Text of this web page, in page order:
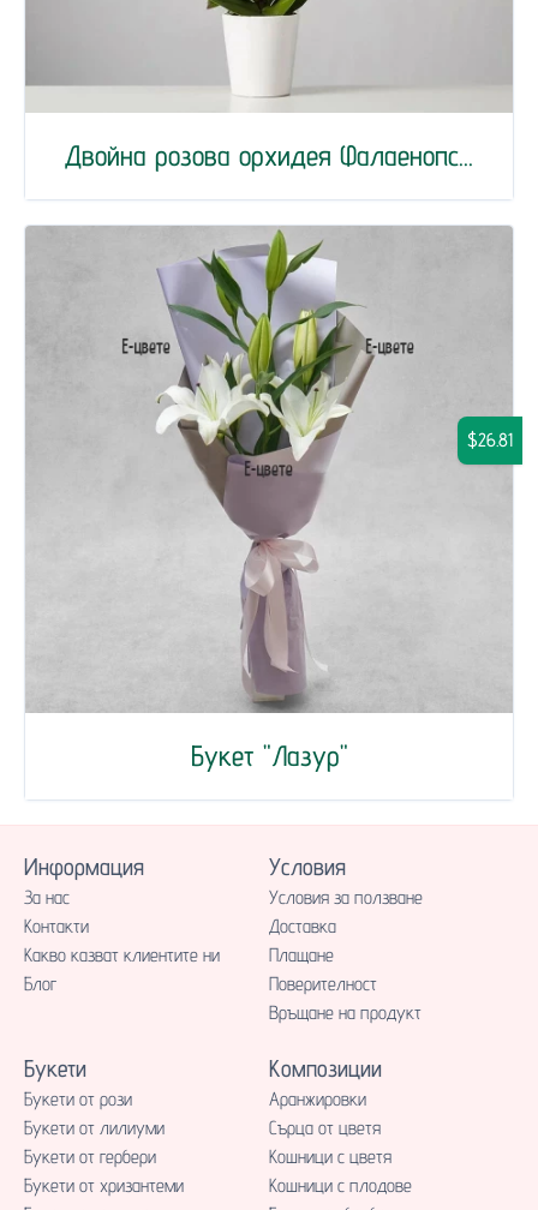
Двойна розова орхидея Фалаенопс...
Букет "Лазур"
$26.81
Информация
За нас
Контакти
Какво казват клиентите ни
Блог
Условия
Условия за ползване
Доставка
Плащане
Поверителност
Връщане на продукт
Букети
Букети от рози
Букети от лилиуми
Букети от гербери
Букети от хризантеми
Композиции
Аранжировки
Сърца от цветя
Кошници с цветя
Кошници с плодове